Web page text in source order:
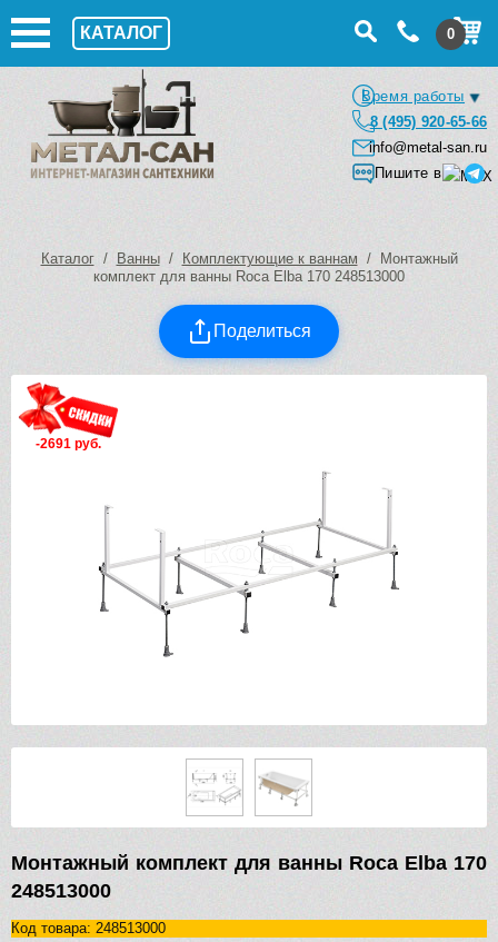
КАТАЛОГ 0
Время работы
8 (495) 920-65-66
info@metal-san.ru
Пишите в
Каталог/ Ванны/ Комплектующие к ваннам / Монтажный
комплект для ванны Roca Elba 170 248513000
Поделиться
-2691 руб.
Монтажный комплект для ванны Roca Elba 170
248513000
Код товара: 248513000